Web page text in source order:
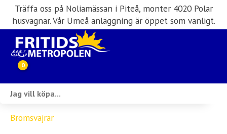
Träffa oss på Noliamässan i Piteå, monter 4020 Polar
husvagnar. Vår Umeå anläggning är öppet som vanligt.
0
Bromsvajrar